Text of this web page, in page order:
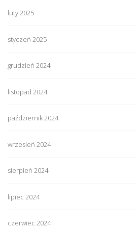
luty 2025
styczeń 2025
grudzień 2024
listopad 2024
październik 2024
wrzesień 2024
sierpień 2024
lipiec 2024
czerwiec 2024